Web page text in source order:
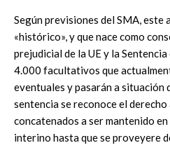
Según previsiones del SMA, este
«histórico», y que nace como
prejudicial de la UE y la
4.000 facultativos que
eventuales y pasarán a situación
sentencia se reconoce el
concatenados a ser mantenido
interino hasta que se proveyere